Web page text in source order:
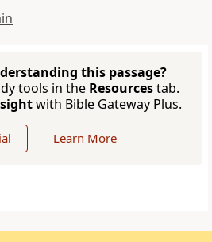
this passage?
tools in the Resourcestab.
with Bible Gateway Plus.
Learn More